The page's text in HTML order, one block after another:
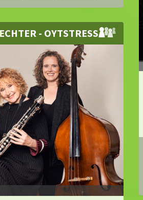
- OYTSTRESS